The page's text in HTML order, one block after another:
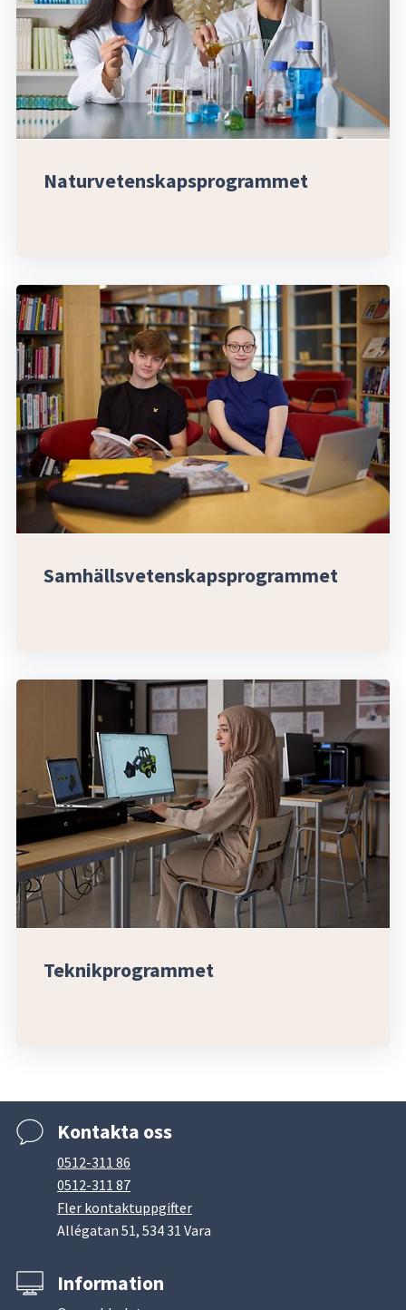
Naturvetenskapsprogrammet
Samhällsvetenskapsprogrammet
Teknikprogrammet
Kontakta oss
0512-311 86
0512-311 87
Fler kontaktuppgifter
Allégatan 51, 534 31 Vara
Information